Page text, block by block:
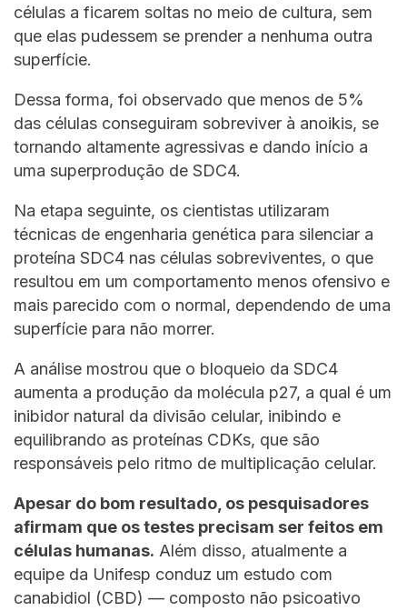
células a ficarem soltas no meio de cultura, sem
que elas pudessem se prender a nenhuma outra
superfície.
Dessa forma, foi observado que menos de 5%
das células conseguiram sobreviver à anoikis, se
tornando altamente agressivas e dando início a
uma superprodução de SDC4.
Na etapa seguinte, os cientistas utilizaram
técnicas de engenharia genética para silenciar a
proteína SDC4 nas células sobreviventes, o que
resultou em um comportamento menos ofensivo e
mais parecido com o normal, dependendo de uma
superfície para não morrer.
A análise mostrou que o bloqueio da SDC4
aumenta a produção da molécula p27, a qual é um
inibidor natural da divisão celular, inibindo e
equilibrando as proteínas CDKs, que são
responsáveis pelo ritmo de multiplicação celular.
Apesar do bom resultado, os pesquisadores
afirmam que os testes precisam ser feitos em
células humanas. Além disso, atualmente a
equipe da Unifesp conduz um estudo com
canabidiol (CBD) — composto não psicoativo